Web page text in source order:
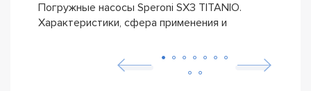
Погружные насосы Speroni SX3 TITANIO.
Характеристики, сфера применения и